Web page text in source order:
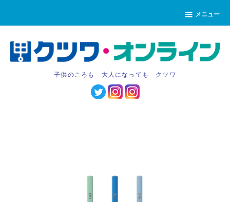
メニュー
子供のころも 大人になっても クツワ